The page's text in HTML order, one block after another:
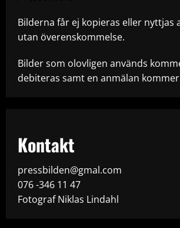
Bilderna får ej kopieras eller nyttjas
utan överenskommelse.
Bilder som olovligen används
debiteras samt en anmälan
Kontakt
pressbilden@gmal.com
076 -346 11 47
Fotograf Niklas Lindahl